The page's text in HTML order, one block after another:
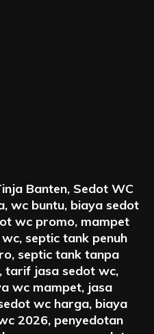
Banten, Sedot WC
wc buntu, biaya sedot
wc promo, mampet
septic tank penuh
septic tank tanpa
tarif jasa sedot wc,
wc mampet, jasa
wc harga, biaya
2026, penyedotan